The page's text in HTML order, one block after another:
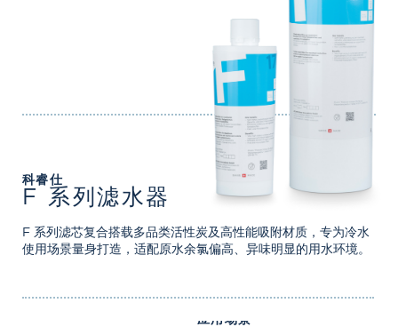
科睿仕
F 系列滤水器
F 系列滤芯复合搭载多品类活性炭及高性能吸附材质，专为冷水
使用场景量身打造，适配原水余氯偏高、异味明显的用水环境。
应用场景